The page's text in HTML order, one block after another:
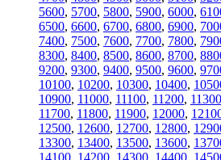
5600, 5700, 5800, 5900, 6000,
6500, 6600, 6700, 6800, 6900,
7400, 7500, 7600, 7700, 7800,
8300, 8400, 8500, 8600, 8700,
9200, 9300, 9400, 9500, 9600,
10100, 10200, 10300, 10400,
10900, 11000, 11100, 11200, 11300
11700, 11800, 11900, 12000,
12500, 12600, 12700, 12800,
13300, 13400, 13500, 13600,
14100, 14200, 14300, 14400,